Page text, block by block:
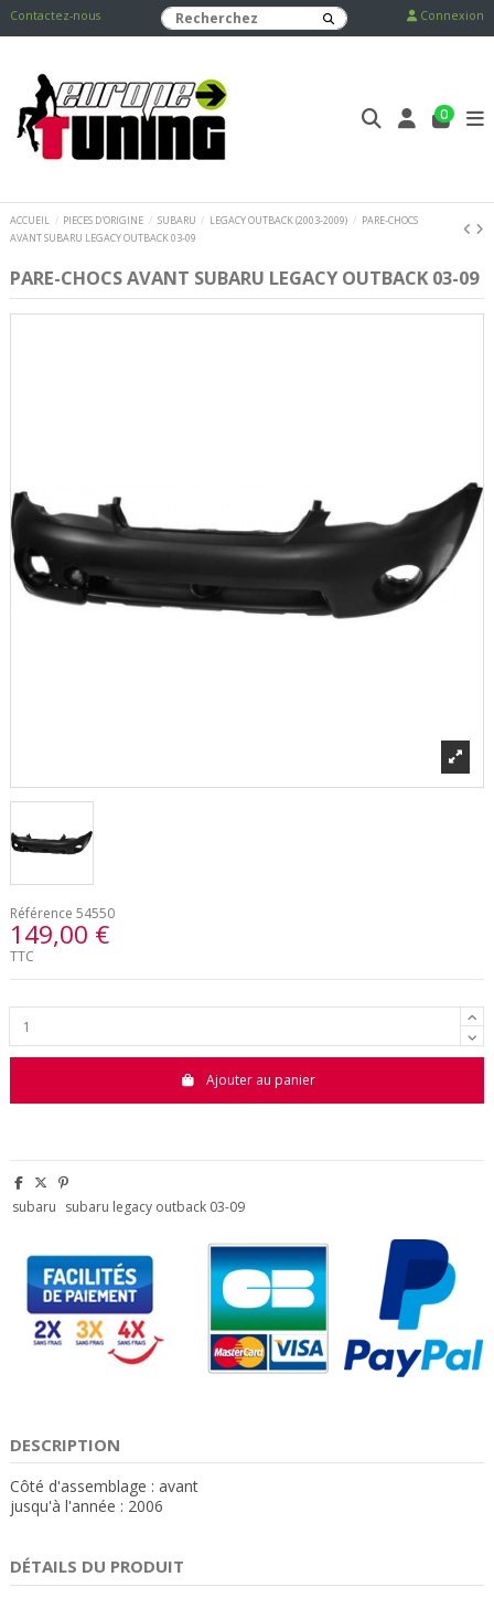
Contactez-nous Connexion
0
ACCUEIL PIECES D'ORIGINE SUBARU LEGACY OUTBACK (2003-2009)
PARE-CHOCS
AVANT SUBARU LEGACY OUTBACK 03-09
PARE-CHOCS AVANT SUBARU LEGACY OUTBACK 03-09
Référence 54550
149,00 €
TTC
Ajouter au panier
subaru subaru legacy outback 03-09
DESCRIPTION
Côté d'assemblage : avant
jusqu'à l'année : 2006
DÉTAILS DU PRODUIT